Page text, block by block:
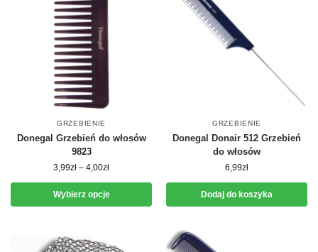
GRZEBIENIE
Donegal Grzebień do włosów
9823
3,99zł – 4,00zł
Wybierz opcje
GRZEBIENIE
Donegal Donair 512 Grzebień
do włosów
6,99zł
Dodaj do koszyka